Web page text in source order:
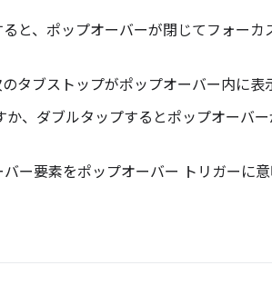
と、ポップオーバーが閉じてフォーカ
タブストップがポップオーバー内に表
か、ダブルタップするとポップオーバ
バー要素をポップオーバー トリガーに